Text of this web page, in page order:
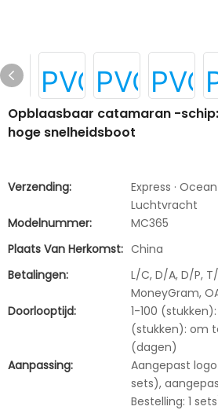
Opblaasbaar catamaran -schip:
hoge snelheidsboot
Verzending:
Express ·
Luchtvracht
Modelnummer:
MC365
Plaats Van Herkomst: China
Betalingen:
L/C, D/A, D/P,
MoneyGram,
Doorlooptijd:
1-100
(stukken): om
(dagen)
Aanpassing:
Aangepast
sets),
Bestelling: 1